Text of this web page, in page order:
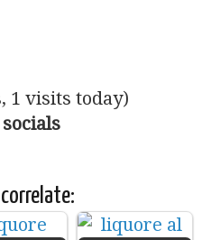
1 visits today)